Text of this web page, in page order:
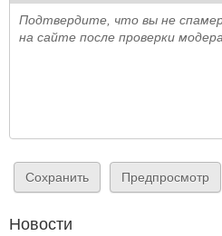
Подтвердите, что вы не
на сайте после проверки
Новости